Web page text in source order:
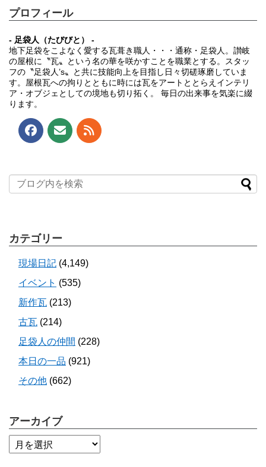
プロフィール
- 足袋人（たびびと） -
地下足袋をこよなく愛する瓦葺き職人・・・通称・足袋人。讃岐
の屋根に〝瓦〟という名の華を咲かすことを職業とする。スタッ
フの〝足袋人’s〟と共に技能向上を目指し日々切磋琢磨していま
す。屋根瓦への拘りとともに時には瓦をアートととらえインテリ
ア・オブジェとしての境地も切り拓く。 毎日の出来事を気楽に綴
ります。
カテゴリー
現場日記 (4,149)
イベント (535)
新作瓦 (213)
古瓦 (214)
足袋人の仲間 (228)
本日の一品 (921)
その他 (662)
アーカイブ